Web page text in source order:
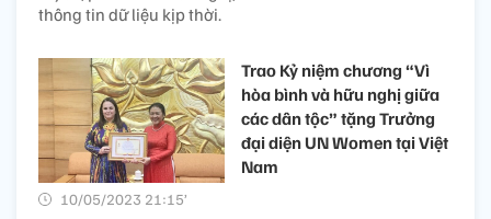
thông tin dữ liệu kịp thời.
Trao Kỷ niệm chương “Vì
hòa bình và hữu nghị giữa
các dân tộc” tặng Trưởng
đại diện UN Women tại Việt
Nam
10/05/2023 21:15’